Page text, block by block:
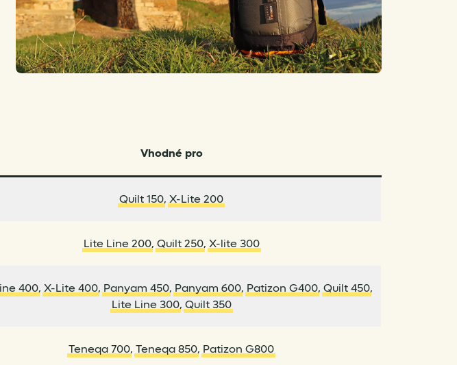
Vhodné pro
Quilt 150, X-Lite 200
Lite Line 200, Quilt 250, X-lite 300
400, X-Lite 400, Panyam 450, Panyam 600, Patizon G400, Quilt 450,
Lite Line 300, Quilt 350
Teneqa 700, Teneqa 850, Patizon G800